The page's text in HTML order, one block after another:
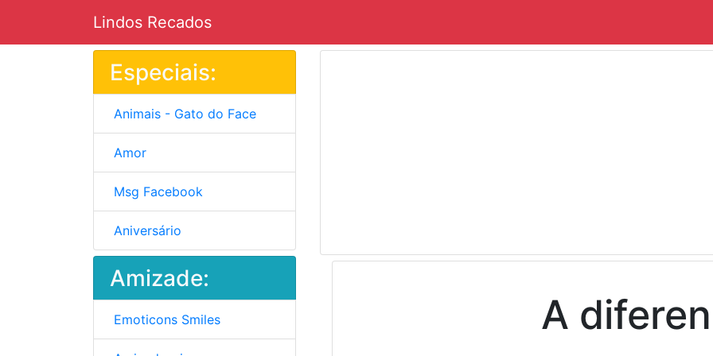
Lindos Recados
Especiais:
Animais - Gato do Face
Amor
Msg Facebook
Aniversário
Amizade:
Emoticons Smiles A